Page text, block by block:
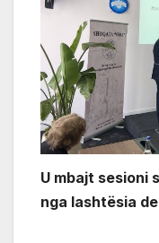
U mbajt sesioni
nga lashtësia